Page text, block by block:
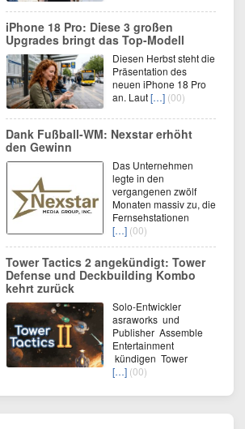
iPhone 18 Pro: Diese 3 großen
Upgrades bringt das Top-Modell
Diesen Herbst steht die
Präsentation des
neuen iPhone 18 Pro
an. Laut[…] (00)
Dank Fußball-WM: Nexstar erhöht
den Gewinn
Das Unternehmen
legte in den
vergangenen zwölf
Monaten massiv zu, die
Fernsehstationen
[…] (00)
Tower Tactics 2 angekündigt: Tower
Defense und Deckbuilding Kombo
kehrt zurück
Solo-Entwickler
asraworks und
Publisher Assemble
Entertainment
kündigen Tower
[…] (00)